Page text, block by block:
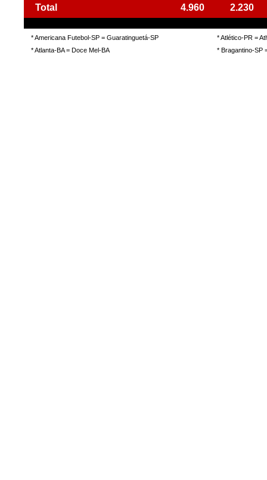
Total 4.960 2.230
* Americana Futebol-SP = Guaratinguetá-SP
* Atlético-PR =
* Atlanta-BA = Doce Mel-BA
* Bragantino-SP